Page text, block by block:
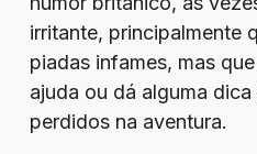
irritante, principalmente
piadas infames, mas
ajuda ou dá alguma
perdidos na aventura.